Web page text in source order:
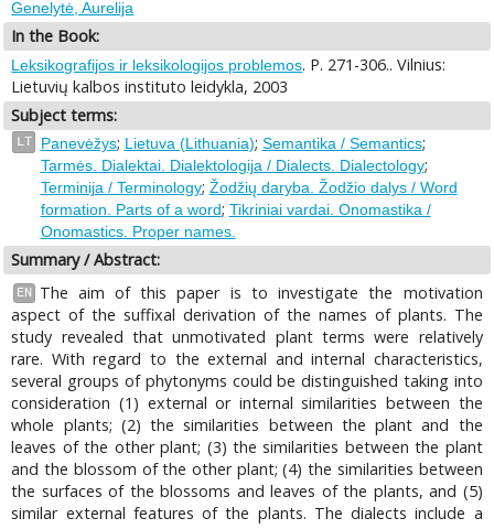
Genelytė, Aurelija
In the Book:
Leksikografijos ir leksikologijos problemos. P. 271-306.. Vilnius:
Lietuvių kalbos instituto leidykla, 2003
Subject terms:
LT Panevėžys; Lietuva (Lithuania); Semantika / Semantics;
Tarmės. Dialektai. Dialektologija / Dialects. Dialectology;
Terminija / Terminology; Žodžių daryba. Žodžio dalys / Word
formation. Parts of a word; Tikriniai vardai. Onomastika /
Onomastics. Proper names.
Summary / Abstract:
EN
The aim of this paper is to investigate the motivation
aspect of the suffixal derivation of the names of plants. The
study revealed that unmotivated plant terms were relatively
rare. With regard to the external and internal characteristics,
several groups of phytonyms could be distinguished taking into
consideration (1) external or internal similarities between the
whole plants; (2) the similarities between the plant and the
leaves of the other plant; (3) the similarities between the plant
and the blossom of the other plant; (4) the similarities between
the surfaces of the blossoms and leaves of the plants, and (5)
similar external features of the plants. The dialects include a